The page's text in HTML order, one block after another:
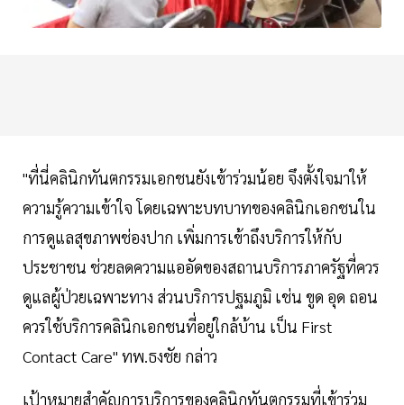
"ที่นี่คลินิกทันตกรรมเอกชนยังเข้าร่วมน้อย จึงตั้งใจมาให้
ความรู้ความเข้าใจ โดยเฉพาะบทบาทของคลินิกเอกชนใน
การดูแลสุขภาพช่องปาก เพิ่มการเข้าถึงบริการให้กับ
ประชาชน ช่วยลดความแออัดของสถานบริการภาครัฐที่ควร
ดูแลผู้ป่วยเฉพาะทาง ส่วนบริการปฐมภูมิ เช่น ขูด อุด ถอน
ควรใช้บริการคลินิกเอกชนที่อยู่ใกล้บ้าน เป็น First
Contact Care" ทพ.ธงชัย กล่าว
เป้าหมายสำคัญการบริการของคลินิกทันตกรรมที่เข้าร่วม